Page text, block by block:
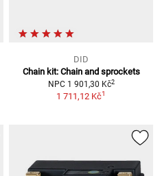
DID
Chain kit: Chain and sprockets
NPC 1 901,30 Kč2
1 711,12 Kč1